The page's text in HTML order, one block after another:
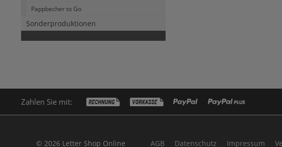
Pappbecher to Go
Sonderproduktionen
Zahlen Sie mit:
© 2026 Letter Shop Online AGB Datenschutz Impressum